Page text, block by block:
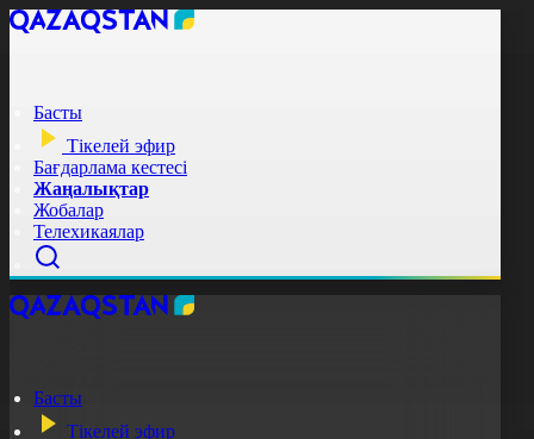
Басты
Тікелей эфир
Бағдарлама кестесі
Жаңалықтар
Жобалар
Телехикаялар
Басты
Тікелей эфир